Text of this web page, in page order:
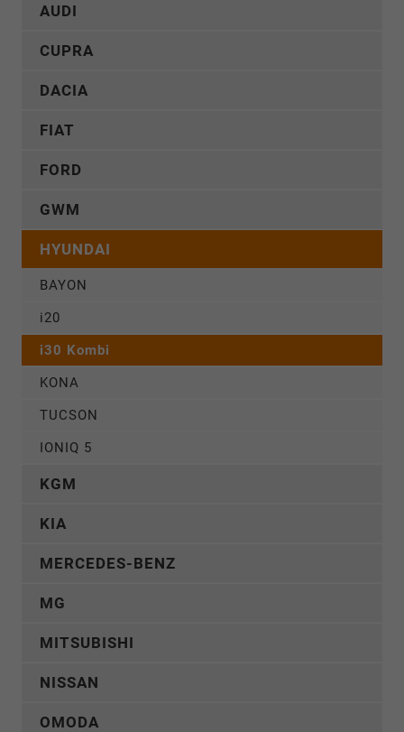
AUDI
CUPRA
DACIA
FIAT
FORD
GWM
HYUNDAI
BAYON
i20
i30 Kombi
KONA
TUCSON
IONIQ 5
KGM
KIA
MERCEDES-BENZ
MG
MITSUBISHI
NISSAN
OMODA